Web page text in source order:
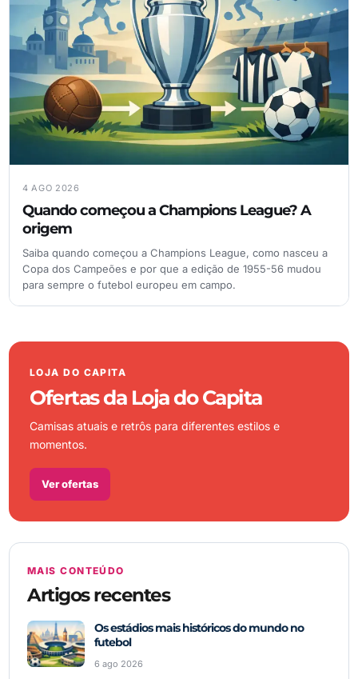
4 AGO 2026
Quando começou a Champions League? A
origem
Saiba quando começou a Champions League, como nasceu a
Copa dos Campeões e por que a edição de 1955-56 mudou
para sempre o futebol europeu em campo.
LOJA DO CAPITA
Ofertas da Loja do Capita
Camisas atuais e retrôs para diferentes estilos e
momentos.
Ver ofertas
MAIS CONTEÚDO
Artigos recentes
Os estádios mais históricos do mundo no
futebol
6 ago 2026